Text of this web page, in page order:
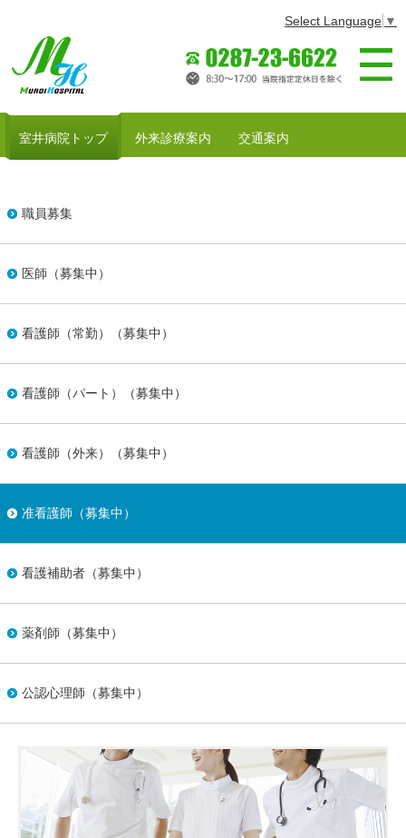
Select Language ▼
室井病院～医
室井病院トップ 外来診療案内 交通案内
職員募集
医師（募集中）
看護師（常勤）（募集中）
看護師（パート）（募集中）
看護師（外来）（募集中）
准看護師（募集中）
看護補助者（募集中）
薬剤師（募集中）
公認心理師（募集中）